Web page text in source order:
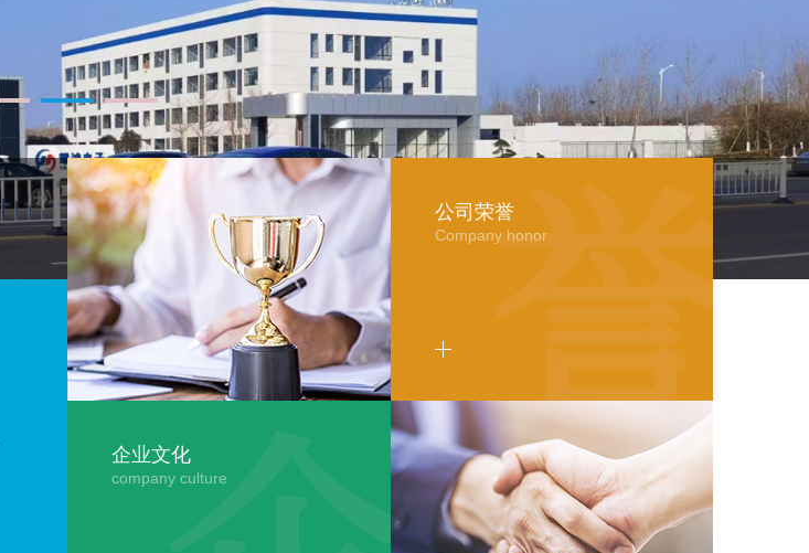
公司荣誉
Company honor
企业文化
company culture